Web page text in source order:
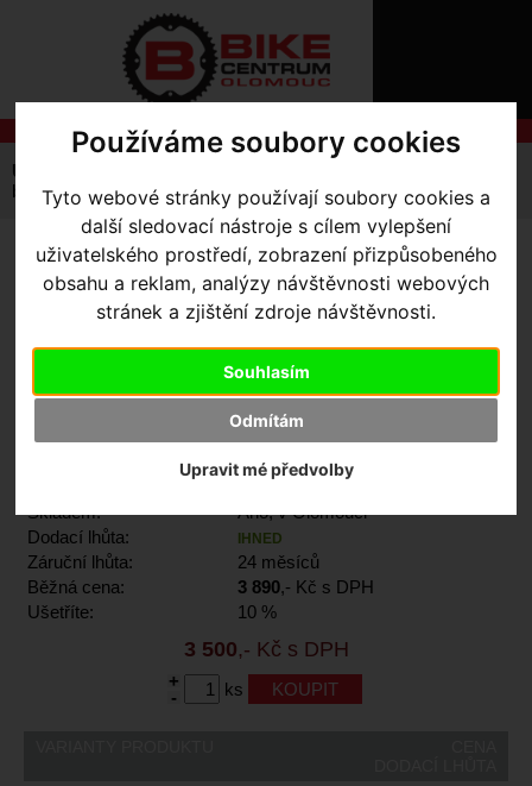
Používáme soubory cookies
Tyto webové stránky používají soubory cookies a
další sledovací nástroje s cílem vylepšení
uživatelského prostředí, zobrazení přizpůsobeného
obsahu a reklam, analýzy návštěvnosti webových
stránek a zjištění zdroje návštěvnosti.
Souhlasím
Odmítám
Upravit mé předvolby
NÁKUPU
SLUŽBY
Úvodní strana
brýle OAKLEY Holbrook
BRÝLE OAKLEY HOLBROOK
- Matte Black/Prizm Ruby
Oakley
Skladem:
Ano, v Olomouci
Dodací lhůta:
IHNED
Záruční lhůta:
24 měsíců
Běžná cena:
3 890,- Kč s DPH
Ušetříte:
10 %
3 500,- Kč s DPH
+
-
ks